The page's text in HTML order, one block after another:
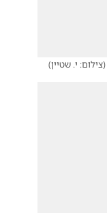
(צילום: י. שטיין)